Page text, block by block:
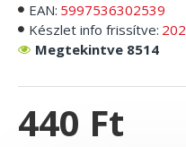
440 Ft
EAN: 5997536302539
Készlet info frissítve:
Megtekintve 8514